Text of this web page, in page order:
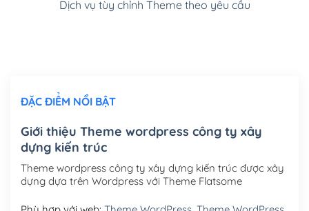
Cài đặt SMTP Mail cho site Wordpress(+100,000₫)
Mua thêm Host + Tên miền
Tên miền quốc tế .com .net .org (1 năm)
(+300,000₫)
Tên miền Việt Nam .vn (1 năm)
Hosting 2GB SSD (1 năm)(+450,000₫)
Hosting 3GB SSD (1 năm)(+550,000₫)
Dịch vụ tùy chỉnh Theme theo yêu cầu
ĐẶC ĐIỂM NỔI BẬT
Giới thiệu Theme wordpress công ty xây
dựng kiến trúc
Theme wordpress công ty xây dựng kiến trúc được xây
dựng dựa trên Wordpress với Theme Flatsome